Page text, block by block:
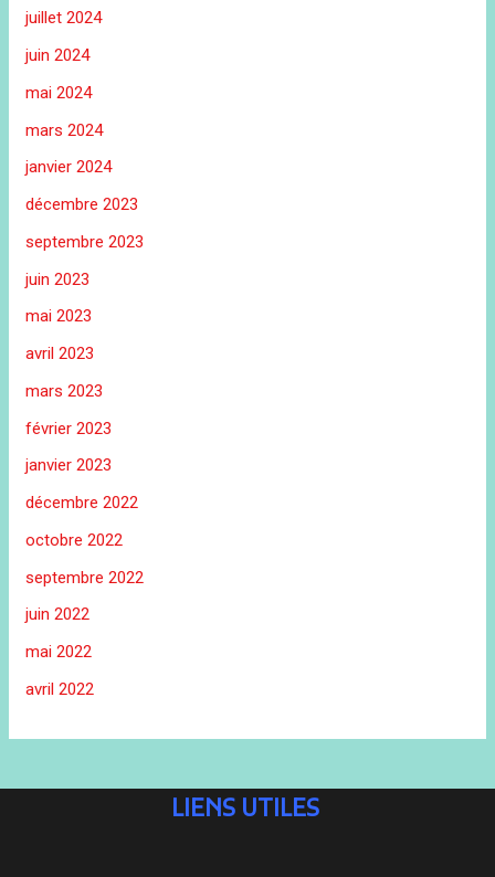
juillet 2024
juin 2024
mai 2024
mars 2024
janvier 2024
décembre 2023
septembre 2023
juin 2023
mai 2023
avril 2023
mars 2023
février 2023
janvier 2023
décembre 2022
octobre 2022
septembre 2022
juin 2022
mai 2022
avril 2022
LIENS UTILES